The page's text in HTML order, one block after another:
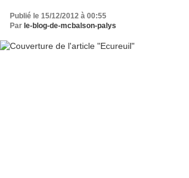
Publié le 15/12/2012 à 00:55
Par le-blog-de-mcbalson-palys